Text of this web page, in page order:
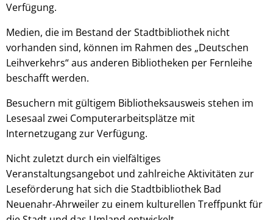
Verfügung.
Medien, die im Bestand der Stadtbibliothek nicht
vorhanden sind, können im Rahmen des „Deutschen
Leihverkehrs“ aus anderen Bibliotheken per Fernleihe
beschafft werden.
Besuchern mit gültigem Bibliotheksausweis stehen im
Lesesaal zwei Computerarbeitsplätze mit
Internetzugang zur Verfügung.
Nicht zuletzt durch ein vielfältiges
Veranstaltungsangebot und zahlreiche Aktivitäten zur
Leseförderung hat sich die Stadtbibliothek Bad
Neuenahr-Ahrweiler zu einem kulturellen Treffpunkt für